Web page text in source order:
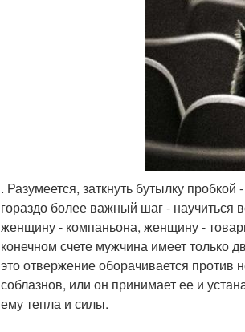
. Разумеется, заткнуть бутылку
гораздо более важный шаг - научиться
женщину - компаньона, женщину -
конечном счете мужчина имеет только
это отвержение оборачивается против
соблазнов, или он принимает ее и
ему тепла и силы.